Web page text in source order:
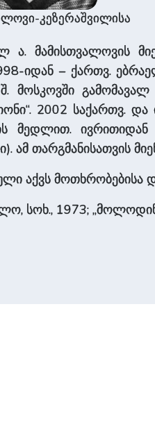
კეზერაშვილისა
ა. მამისთვალოვის
იდან – ქართვ.
შ. მოსკოვში
2002 საქართვ.
მედლით.
ამ თარგმანისათვის
აქვს მოთხრობებისა
სოხ., 1973;